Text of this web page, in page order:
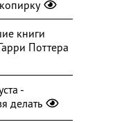
книги
Поттера
-
делать